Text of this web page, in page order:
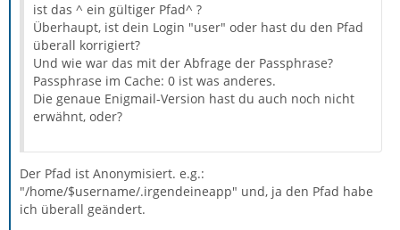
ist das ^ ein gültiger Pfad^ ?
Überhaupt, ist dein Login "user" oder hast du den Pfad
überall korrigiert?
Und wie war das mit der Abfrage der Passphrase?
Passphrase im Cache: 0 ist was anderes.
Die genaue Enigmail-Version hast du auch noch nicht
erwähnt, oder?
Der Pfad ist Anonymisiert. e.g.:
"/home/$username/.irgendeineapp" und, ja den Pfad habe
ich überall geändert.